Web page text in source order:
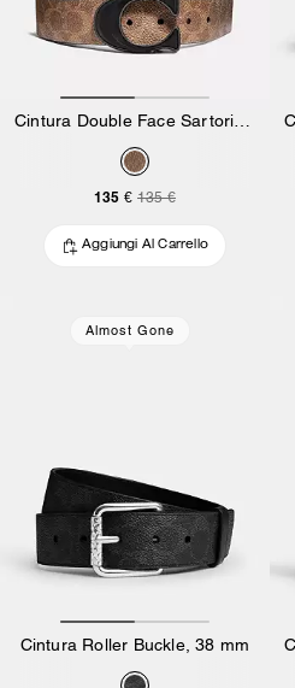
135 € 135 €
Aggiungi Al Carrello
Almost Gone
Cintura Roller Buckle, 38 mm